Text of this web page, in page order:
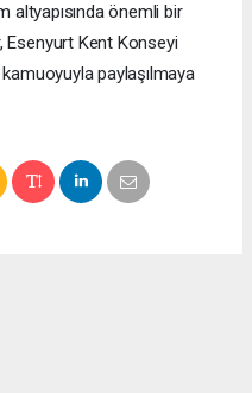
altyapısında önemli bir
Esenyurt Kent Konseyi
paylaşılmaya